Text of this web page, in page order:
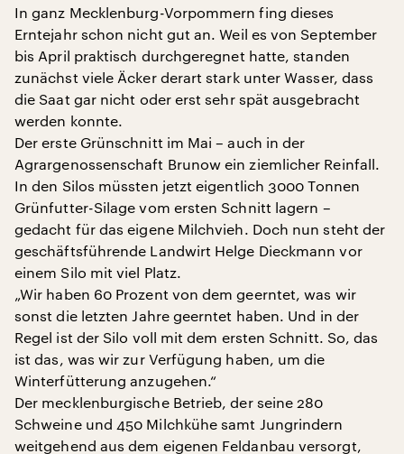
In ganz Mecklenburg-Vorpommern fing dieses
Erntejahr schon nicht gut an. Weil es von September
bis April praktisch durchgeregnet hatte, standen
zunächst viele Äcker derart stark unter Wasser, dass
die Saat gar nicht oder erst sehr spät ausgebracht
werden konnte.
Der erste Grünschnitt im Mai – auch in der
Agrargenossenschaft Brunow ein ziemlicher Reinfall.
In den Silos müssten jetzt eigentlich 3000 Tonnen
Grünfutter-Silage vom ersten Schnitt lagern –
gedacht für das eigene Milchvieh. Doch nun steht der
geschäftsführende Landwirt Helge Dieckmann vor
einem Silo mit viel Platz.
„Wir haben 60 Prozent von dem geerntet, was wir
sonst die letzten Jahre geerntet haben. Und in der
Regel ist der Silo voll mit dem ersten Schnitt. So, das
ist das, was wir zur Verfügung haben, um die
Winterfütterung anzugehen.“
Der mecklenburgische Betrieb, der seine 280
Schweine und 450 Milchkühe samt Jungrindern
weitgehend aus dem eigenen Feldanbau versorgt,